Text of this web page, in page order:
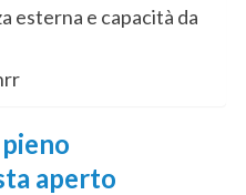
esterna e capacità da
aperto